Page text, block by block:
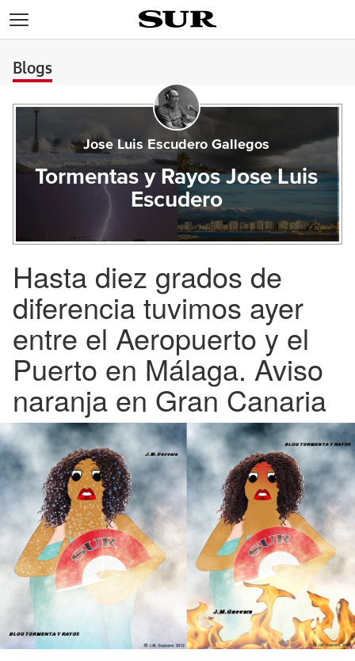
Blogs
Jose Luis Escudero Gallegos
Tormentas y Rayos Jose Luis
Escudero
Hasta diez grados de
diferencia tuvimos ayer
entre el Aeropuerto y el
Puerto en Málaga. Aviso
naranja en Gran Canaria